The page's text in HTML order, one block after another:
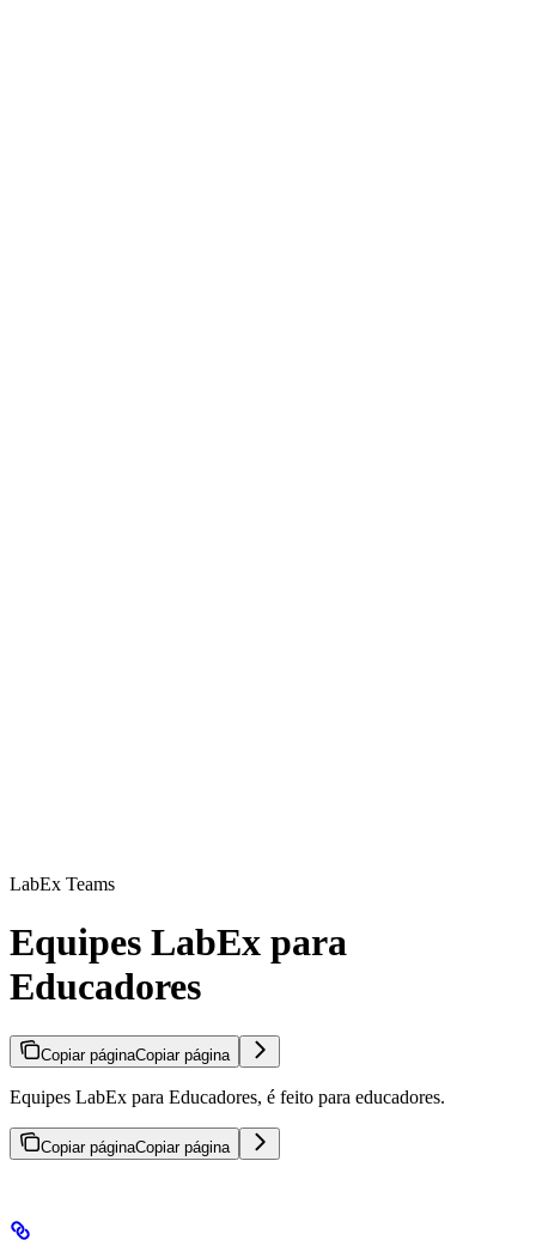
LabEx Teams
Equipes LabEx para
Educadores
Copiar páginaCopiar página
Equipes LabEx para Educadores, é feito para educadores.
Copiar páginaCopiar página